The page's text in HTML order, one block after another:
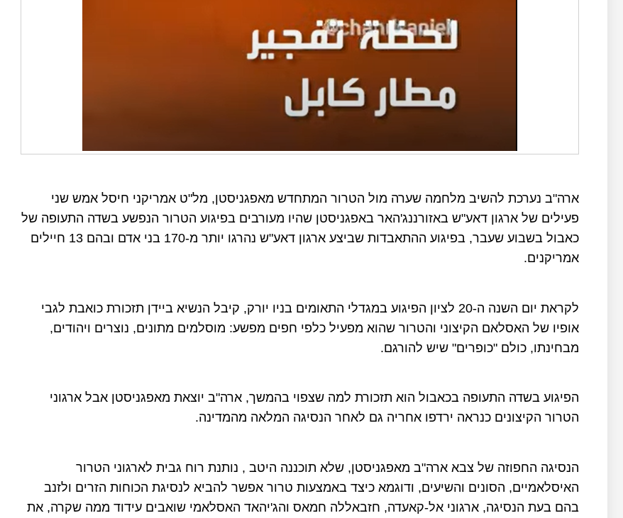
ארה"ב נערכת להשיב מלחמה שערה מול הטרור המתחדש מאפגניסטן, מל"ט אמריקני חיסל אמש שני
פעילים של ארגון דאע"ש באזורננג'האר באפגניסטן שהיו מעורבים בפיגוע הטרור הנפשע בשדה התעופה של
כאבול בשבוע שעבר, בפיגוע ההתאבדות שביצע ארגון דאע"ש נהרגו יותר מ-170 בני אדם ובהם 13 חיילים
אמריקנים.
לקראת יום השנה ה-20 לציון הפיגוע במגדלי התאומים בניו יורק, קיבל הנשיא ביידן תזכורת כואבת לגבי
אופיו של האסלאם הקיצוני והטרור שהוא מפעיל כלפי חפים מפשע: מוסלמים מתונים, נוצרים ויהודים,
מבחינתו, כולם "כופרים" שיש להורגם.
הפיגוע בשדה התעופה בכאבול הוא תזכורת למה שצפוי בהמשך, ארה"ב יוצאת מאפגניסטן אבל ארגוני
הטרור הקיצונים כנראה ירדפו אחריה גם לאחר הנסיגה המלאה מהמדינה.
הנסיגה החפוזה של צבא ארה"ב מאפגניסטן, שלא תוכננה היטב , נותנת רוח גבית לארגוני הטרור
האיסלאמיים, הסונים והשיעים, ודוגמא כיצד באמצעות טרור אפשר להביא לנסיגת הכוחות הזרים ולזנב
בהם בעת הנסיגה, ארגוני אל-קאעדה, חזבאללה חמאס והג'יהאד האסלאמי שואבים עידוד ממה שקרה, את